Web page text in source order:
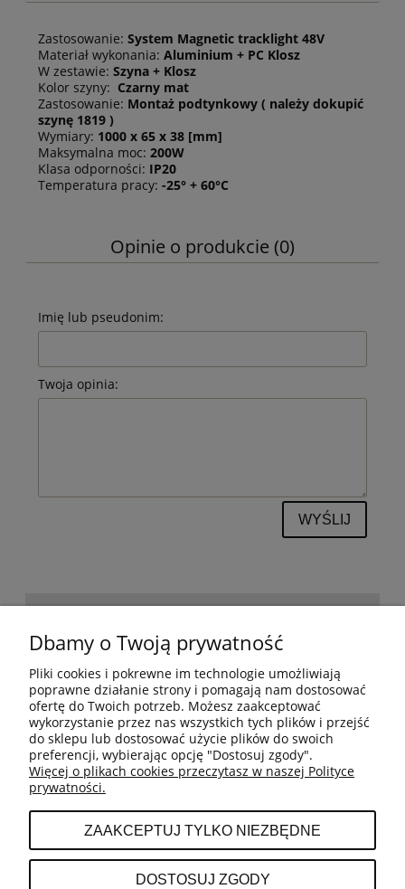
Zastosowanie: System Magnetic tracklight 48V
Materiał wykonania: Aluminium + PC Klosz
W zestawie: Szyna + Klosz
Kolor szyny: Czarny mat
Zastosowanie: Montaż podtynkowy ( należy dokupić
szynę 1819 )
Wymiary: 1000 x 65 x 38 [mm]
Maksymalna moc: 200W
Klasa odporności: IP20
Temperatura pracy: -25° + 60°C
Opinie o produkcie (0)
Imię lub pseudonim:
Twoja opinia:
WYŚLIJ
BESTSELLERY
MOJE KONTO
INFORMACJE
Dbamy o Twoją prywatność
Pliki cookies i pokrewne im technologie umożliwiają
poprawne działanie strony i pomagają nam dostosować
ofertę do Twoich potrzeb. Możesz zaakceptować
wykorzystanie przez nas wszystkich tych plików i przejść
do sklepu lub dostosować użycie plików do swoich
preferencji, wybierając opcję "Dostosuj zgody".
Więcej o plikach cookies przeczytasz w naszej Polityce
prywatności.
ZAAKCEPTUJ TYLKO NIEZBĘDNE
DOSTOSUJ ZGODY